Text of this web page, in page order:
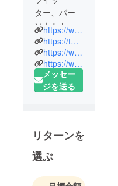
ター、パー
ソナルト
レーニング
を通して筋
トレで体を
変える生活
を変えるた
るパクチー
大原（大原
優一）で
https://www.youtube.com/channel/UC4MN7RAV-KCWzb2-yiUkFAA
https://twitter.com/pakuti_ohara
https://www.instagram.com/pakuti_ohara/?hl=ja
https://www.pakuti-ohr.com/
メッセー
ジを送る
リターンを
選ぶ